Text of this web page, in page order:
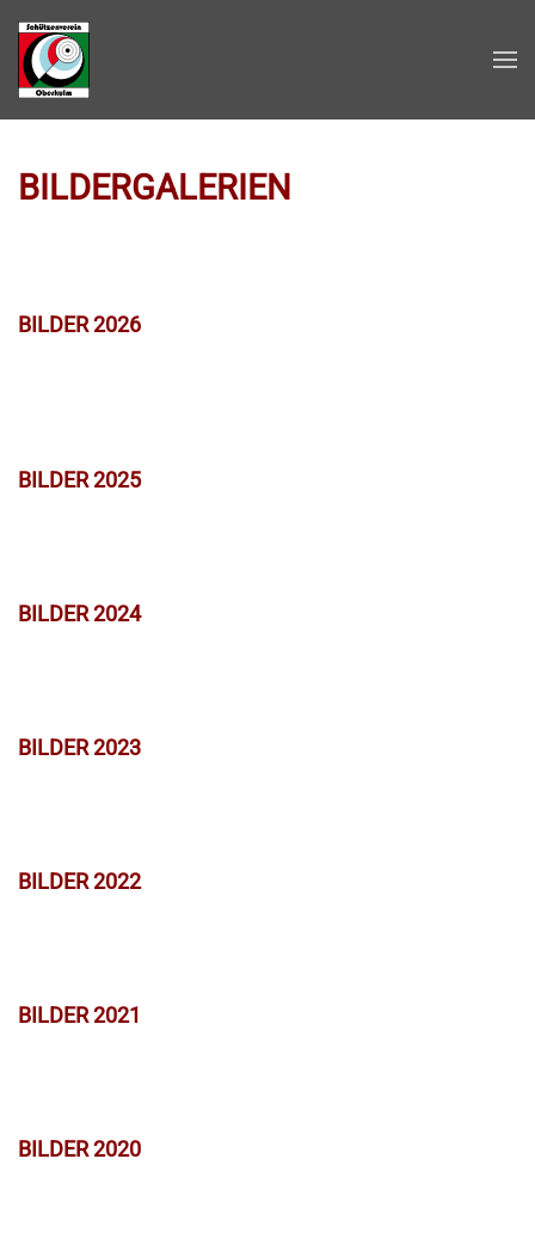
Zum Hauptinhalt springen
BILDERGALERIEN
BILDER 2026
BILDER 2025
BILDER 2024
BILDER 2023
BILDER 2022
BILDER 2021
BILDER 2020